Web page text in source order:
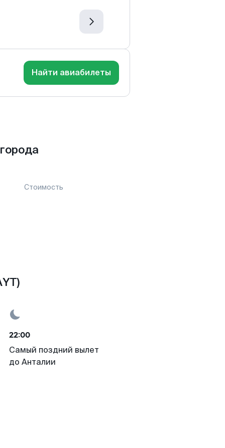
Найти авиабилеты
Стоимость
22:00
Самый поздний вылет
до Анталии